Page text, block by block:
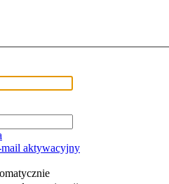
aktywacyjny